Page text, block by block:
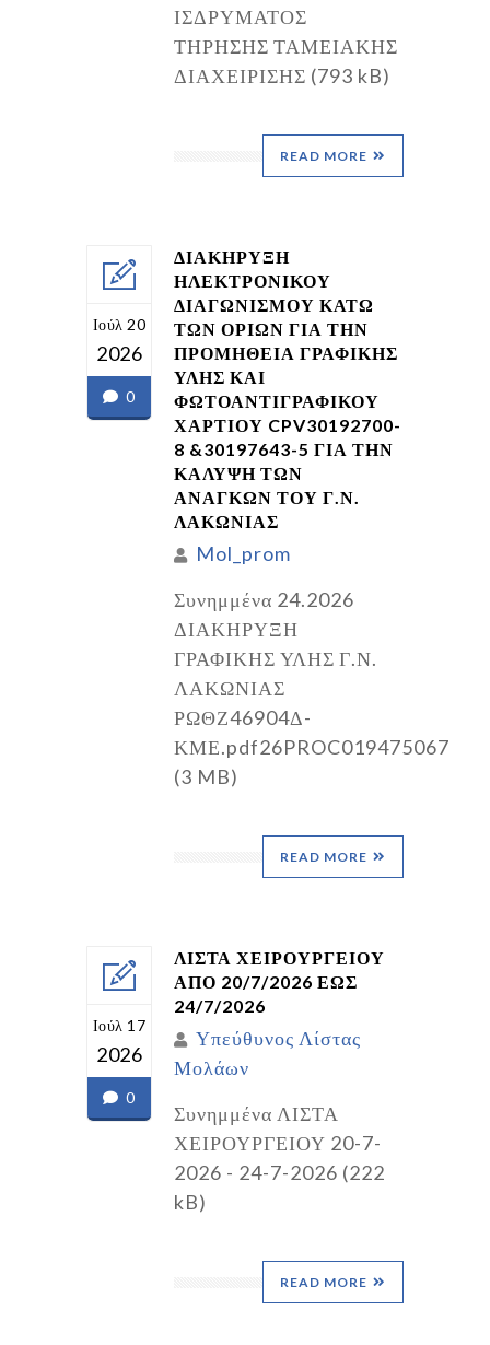
ΙΣΔΡΥΜΑΤΟΣ
ΤΗΡΗΣΗΣ ΤΑΜΕΙΑΚΗΣ
ΔΙΑΧΕΙΡΙΣΗΣ (793 kB)
READ MORE
Ιούλ 20
2026
0
ΔΙΑΚΗΡΥΞΗ
ΗΛΕΚΤΡΟΝΙΚΟΥ
ΔΙΑΓΩΝΙΣΜΟΥ ΚΑΤΩ
ΤΩΝ ΟΡΙΩΝ ΓΙΑ ΤΗΝ
ΠΡΟΜΗΘΕΙΑ ΓΡΑΦΙΚΗΣ
ΥΛΗΣ ΚΑΙ
ΦΩΤΟΑΝΤΙΓΡΑΦΙΚΟΥ
ΧΑΡΤΙΟΥ CPV30192700-
8 &30197643-5 ΓΙΑ ΤΗΝ
ΚΑΛΥΨΗ ΤΩΝ
ΑΝΑΓΚΩΝ ΤΟΥ Γ.Ν.
ΛΑΚΩΝΙΑΣ
Mol_prom
Συνημμένα 24.2026
ΔΙΑΚΗΡΥΞΗ
ΓΡΑΦΙΚΗΣ ΥΛΗΣ Γ.Ν.
ΛΑΚΩΝΙΑΣ
ΡΩΘΖ46904Δ-
ΚΜΕ.pdf26PROC019475067
(3 MB)
READ MORE
Ιούλ 17
2026
0
ΛΙΣΤΑ ΧΕΙΡΟΥΡΓΕΙΟΥ
ΑΠΟ 20/7/2026 ΕΩΣ
24/7/2026
Υπεύθυνος Λίστας
Μολάων
Συνημμένα ΛΙΣΤΑ
ΧΕΙΡΟΥΡΓΕΙΟΥ 20-7-
2026 - 24-7-2026 (222
kB)
READ MORE